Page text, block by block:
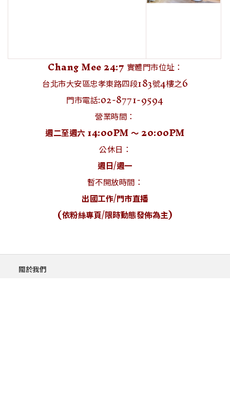
Chang Mee 24:7實體門市位址：
台北市大安區忠孝東路四段183號4樓之6
門市電話:02-8771-9594
營業時間：
週二至週六 14:00PM ～ 20:00PM
公休日：
週日/週一
暫不開放時間：
出國工作/門市直播
(依粉絲專頁/限時動態發佈為主)
關於我們